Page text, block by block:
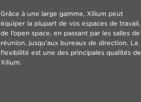
Grâce à une large gamme, Xilium peut
équiper la plupart de vos espaces de travail,
de l’open space, en passant par les salles de
réunion, jusqu’aux bureaux de direction. La
flexibilité est une des principales qualités de
Xilium.